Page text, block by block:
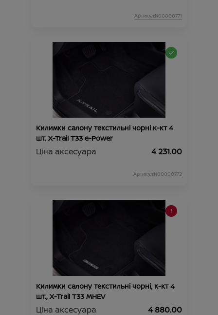
Артикул:N00000771
Килимки салону текстильні чорні к-кт 4
шт. X-Trail T33 e-Power
Ціна аксесуара 4 231.00
Артикул:N00000772
Килимки салону текстильні чорні, к-кт 4
шт., X-Trail T33 MHEV
Ціна аксесуара 4 880.00